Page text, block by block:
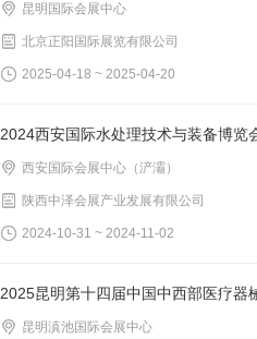
昆明国际会展中心
北京正阳国际展览有限公司
2025-04-18 ~ 2025-04-20
2024西安国际水处理技术与装备博览
西安国际会展中心（浐灞）
陕西中泽会展产业发展有限公司
2024-10-31 ~ 2024-11-02
2025昆明第十四届中国中西部医疗器
昆明滇池国际会展中心